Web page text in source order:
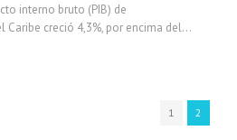
interno bruto (PIB) de
Caribe creció 4,3%, por encima del...
1 2